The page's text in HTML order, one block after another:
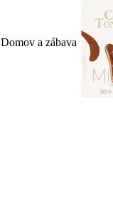
Domov a zábava